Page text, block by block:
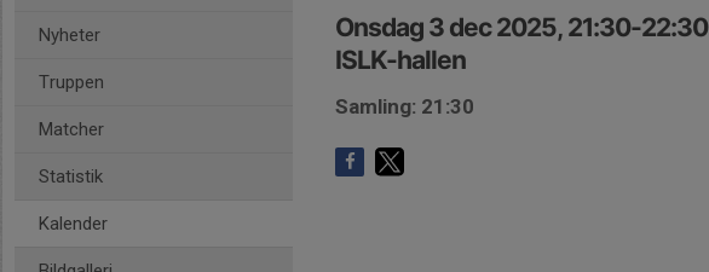
Nyheter
Truppen
Matcher
Statistik
Kalender
Onsdag 3 dec 2025, 21:30-22:30
ISLK-hallen
Samling: 21:30